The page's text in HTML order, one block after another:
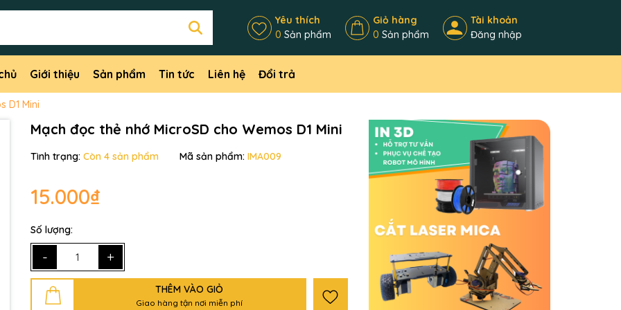
Yêu thích
0 Sản phẩm
Giỏ hàng
0 Sản phẩm
Tài khoản
Đăng nhập
Giới thiệu Sản phẩm Tin tức Liên hệ Đổi trả
D1 Mini
Mạch đọc thẻ nhớ MicroSD cho Wemos D1 Mini
Tình trạng: Còn 4 sản phẩm Mã sản phẩm: IMA009
15.000₫
Số lượng:
- +
THÊM VÀO GIỎ
Giao hàng tận nơi miễn phí
Ngày hết hạn:
Điều kiện: